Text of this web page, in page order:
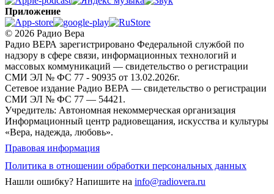
Приложение
© 2026 Радио Вера
Радио ВЕРА зарегистрировано Федеральной службой по
надзору в сфере связи, информационных технологий и
массовых коммуникаций — свидетельство о регистрации
СМИ ЭЛ № ФС 77 - 90935 от 13.02.2026г.
Сетевое издание Радио ВЕРА — свидетельство о регистрации
СМИ ЭЛ № ФС 77 — 54421.
Учредитель: Автономная некоммерческая организация
Информационный центр радиовещания, искусства и культуры
«Вера, надежда, любовь».
Правовая информация
Политика в отношении обработки персональных данных
Нашли ошибку? Напишите на info@radiovera.ru